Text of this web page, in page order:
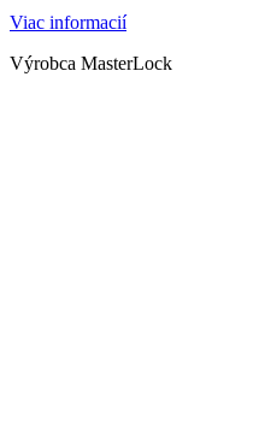
Viac informacií
Výrobca MasterLock